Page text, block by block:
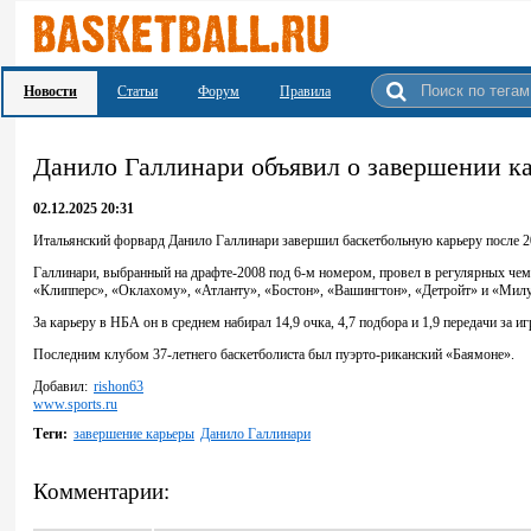
Новости Статьи Форум Правила
Данило Галлинари объявил о завершении
02.12.2025 20:31
Итальянский форвард Данило Галлинари завершил баскетбольную карьеру
Галлинари, выбранный на драфте‑2008 под 6‑м номером, провел в регулярных
«Клипперс», «Оклахому», «Атланту», «Бостон», «Вашингтон», «Детройт» и
За карьеру в НБА он в среднем набирал 14,9 очка, 4,7 подбора и 1,9 передачи за
Последним клубом 37-летнего баскетболиста был пуэрто-риканский «Баямоне».
Добавил: rishon63
www.sports.ru
Теги: завершение карьеры Данило Галлинари
Комментарии: